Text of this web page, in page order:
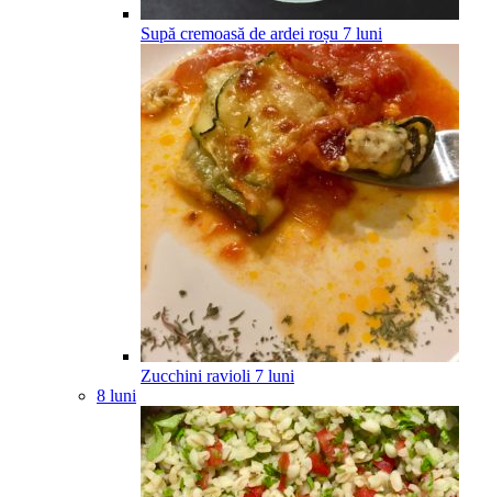
Supă cremoasă de ardei roșu 7 luni
Zucchini ravioli 7 luni
8 luni